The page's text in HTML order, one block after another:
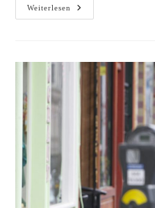
Weiterlesen
Bürgerhaushalt
Jena:
Grünflächen
Für
Wichtigen
Wohnungsbau
Mobilisieren?